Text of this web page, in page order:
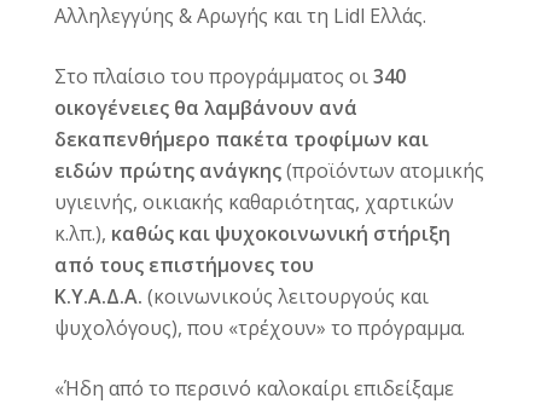
Αλληλεγγύης & Αρωγής και τη Lidl Ελλάς.
Στο πλαίσιο του προγράμματος οι340
οικογένειες θα λαμβάνουν ανά
δεκαπενθήμερο πακέτα τροφίμων και
ειδών πρώτης ανάγκης(προϊόντων ατομικής
υγιεινής, οικιακής καθαριότητας, χαρτικών
κ.λπ.), καθώς και ψυχοκοινωνική στήριξη
από τους επιστήμονες του
Κ.Υ.Α.Δ.Α. (κοινωνικούς λειτουργούς και
ψυχολόγους), που «τρέχουν» το πρόγραμμα.
«Ήδη από το περσινό καλοκαίρι επιδείξαμε